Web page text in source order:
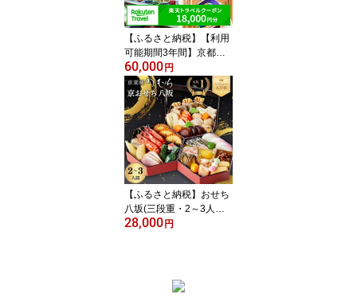
【ふるさと納税】【利用
可能期間3年間】京都府
京都市の対象施設で使え
る楽天トラベルクーポン
寄付額60,000円 観光地
応援 温泉 観光 旅行 ホテ
ル 旅館 クーポン チケッ
ト 予約 父の日 母の日
60,000円
【ふるさと納税】おせち
八坂(三段重・2～3人前)
《2027年 数量限定》
お節 京料理 人気 おすす
め 2027 正月 お祝い グル
28,000円